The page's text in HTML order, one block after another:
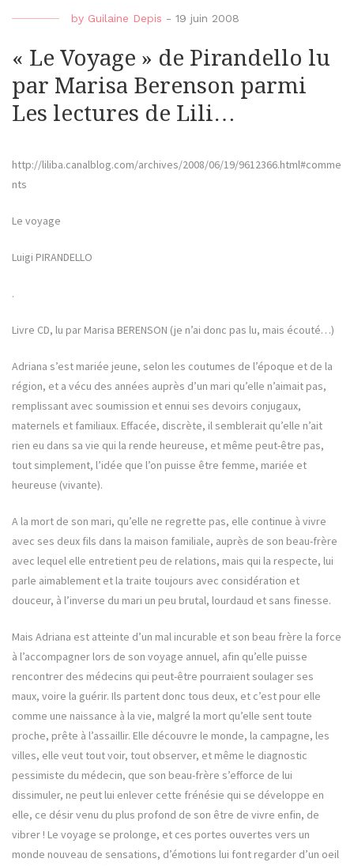
by Guilaine Depis - 19 juin 2008
« Le Voyage » de Pirandello lu
par Marisa Berenson parmi
Les lectures de Lili…
http://liliba.canalblog.com/archives/2008/06/19/9612366.html#comme
nts
Le voyage
Luigi PIRANDELLO
.
Livre CD, lu par Marisa BERENSON (je n’ai donc pas lu, mais écouté…)
Adriana s’est mariée jeune, selon les coutumes de l’époque et de la
région, et a vécu des années auprès d’un mari qu’elle n’aimait pas,
remplissant avec soumission et ennui ses devoirs conjugaux,
maternels et familiaux. Effacée, discrète, il semblerait qu’elle n’ait
rien eu dans sa vie qui la rende heureuse, et même peut-être pas,
tout simplement, l’idée que l’on puisse être femme, mariée et
heureuse (vivante).
A la mort de son mari, qu’elle ne regrette pas, elle continue à vivre
avec ses deux fils dans la maison familiale, auprès de son beau-frère
avec lequel elle entretient peu de relations, mais qui la respecte, lui
parle aimablement et la traite toujours avec considération et
douceur, à l’inverse du mari un peu brutal, lourdaud et sans finesse.
Mais Adriana est atteinte d’un mal incurable et son beau frère la force
à l’accompagner lors de son voyage annuel, afin qu’elle puisse
rencontrer des médecins qui peut-être pourraient soulager ses
maux, voire la guérir. Ils partent donc tous deux, et c’est pour elle
comme une naissance à la vie, malgré la mort qu’elle sent toute
proche, prête à l’assaillir. Elle découvre le monde, la campagne, les
villes, elle veut tout voir, tout observer, et même le diagnostic
pessimiste du médecin, que son beau-frère s’efforce de lui
dissimuler, ne peut lui enlever cette frénésie qui se développe en
elle, ce désir venu du plus profond de son être de vivre enfin, de
vibrer ! Le voyage se prolonge, et ces portes ouvertes vers un
monde nouveau de sensations, d’émotions lui font regarder d’un oeil